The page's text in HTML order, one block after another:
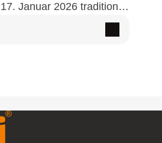
Januar 2026 traditionell